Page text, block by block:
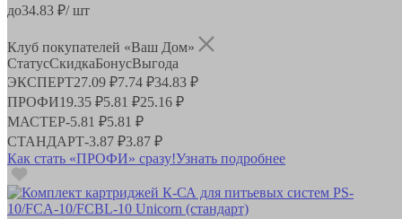
до34.83 ₽/ шт
Клуб покупателей «Ваш Дом»
СтатусСкидкаБонусВыгода
ЭКСПЕРТ27.09 ₽7.74 ₽34.83 ₽
ПРОФИ19.35 ₽5.81 ₽25.16 ₽
МАСТЕР-5.81 ₽5.81 ₽
СТАНДАРТ-3.87 ₽3.87 ₽
Как стать «ПРОФИ» сразу!Узнать подробнее